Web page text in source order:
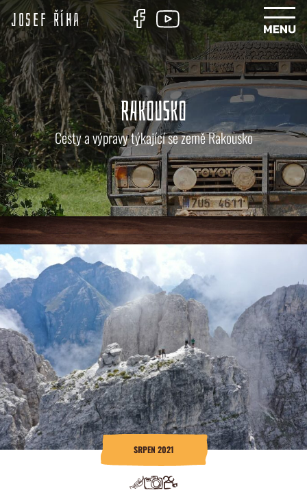
Josef Říha
RAKOUSKO
Cesty a výpravy týkající se země Rakousko
SRPEN 2021